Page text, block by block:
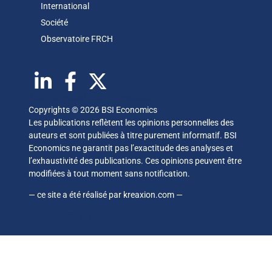
International
Société
Observatoire FRCH
Copyrights © 2026 BSI Economics
Les publications reflètent les opinions personnelles des
auteurs et sont publiées à titre purement informatif. BSI
Economics ne garantit pas l’exactitude des analyses et
l’exhaustivité des publications. Ces opinions peuvent être
modifiées à tout moment sans notification.
— ce site a été réalisé par kreaxion.com —